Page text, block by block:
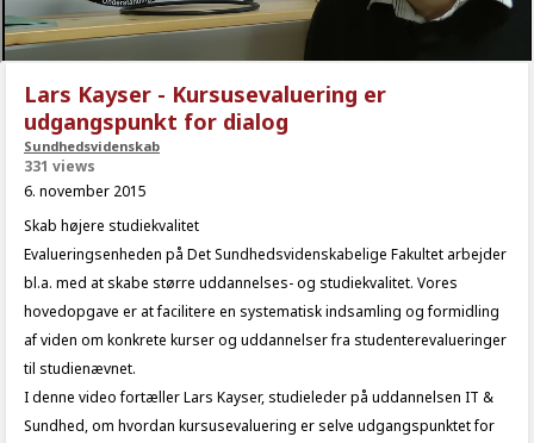
Lars Kayser - Kursusevaluering er
udgangspunkt for dialog
Sundhedsvidenskab
331 views
6. november 2015
Skab højere studiekvalitet
Evalueringsenheden på Det Sundhedsvidenskabelige Fakultet arbejder
bl.a. med at skabe større uddannelses- og studiekvalitet. Vores
hovedopgave er at facilitere en systematisk indsamling og formidling
af viden om konkrete kurser og uddannelser fra studenterevalueringer
til studienævnet.
I denne video fortæller Lars Kayser, studieleder på uddannelsen IT &
Sundhed, om hvordan kursusevaluering er selve udgangspunktet for